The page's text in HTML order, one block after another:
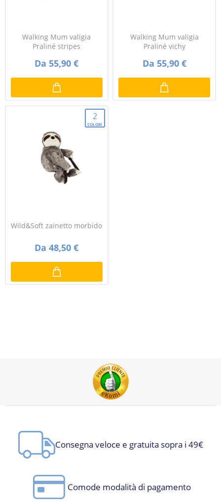
Walking Mum valigia
Praliné stripes
Da 55,90 €
Walking Mum valigia
Praliné vichy
Da 55,90 €
2
COLORI
Wild&Soft zainetto morbido
Da 48,50 €
Consegna veloce e gratuita sopra i 49€
Comode modalità di pagamento